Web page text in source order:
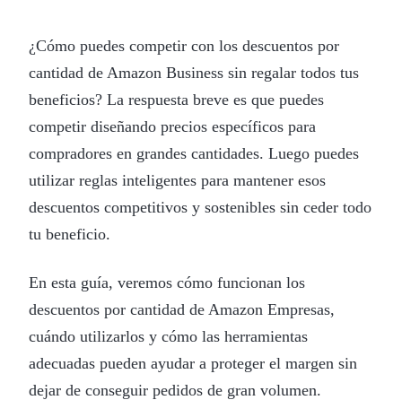
¿Cómo puedes competir con los descuentos por
cantidad de Amazon Business sin regalar todos tus
beneficios? La respuesta breve es que puedes
competir diseñando precios específicos para
compradores en grandes cantidades. Luego puedes
utilizar reglas inteligentes para mantener esos
descuentos competitivos y sostenibles sin ceder todo
tu beneficio.
En esta guía, veremos cómo funcionan los
descuentos por cantidad de Amazon Empresas,
cuándo utilizarlos y cómo las herramientas
adecuadas pueden ayudar a proteger el margen sin
dejar de conseguir pedidos de gran volumen.